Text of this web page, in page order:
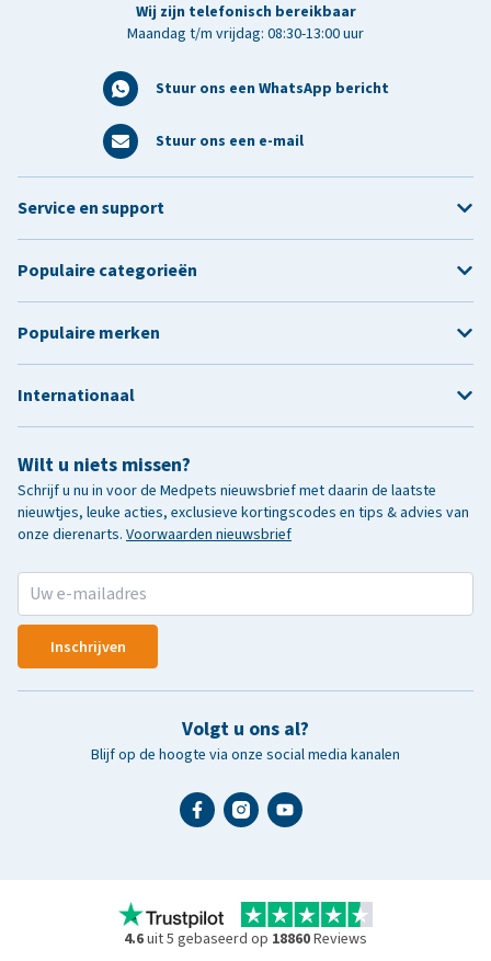
Wij zijn telefonisch bereikbaar
Maandag t/m vrijdag: 08:30-13:00 uur
Stuur ons een WhatsApp bericht
Stuur ons een e-mail
Wilt u niets missen?
Schrijf u nu in voor de Medpets nieuwsbrief met daarin de laatste
nieuwtjes, leuke acties, exclusieve kortingscodes en tips & advies van
onze dierenarts. Voorwaarden nieuwsbrief
Inschrijven
Volgt u ons al?
Blijf op de hoogte via onze social media kanalen
Service en support
Populaire categorieën
Populaire merken
Internationaal
4.6uit 5 gebaseerd op 18860Reviews